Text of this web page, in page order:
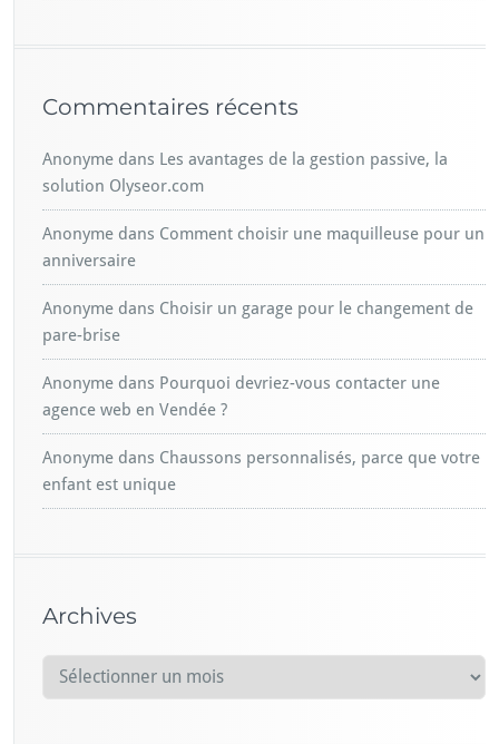
Commentaires récents
Anonyme dans Les avantages de la gestion passive, la
solution Olyseor.com
Anonyme dans Comment choisir une maquilleuse pour un
anniversaire
Anonyme dans Choisir un garage pour le changement de
pare-brise
Anonyme dans Pourquoi devriez-vous contacter une
agence web en Vendée ?
Anonyme dans Chaussons personnalisés, parce que votre
enfant est unique
Archives
r